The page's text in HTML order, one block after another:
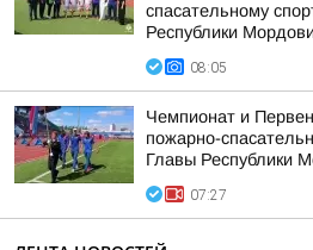
спасательному
Республики
08:05
Чемпионат и
пожарно-
Главы Республики
07:27